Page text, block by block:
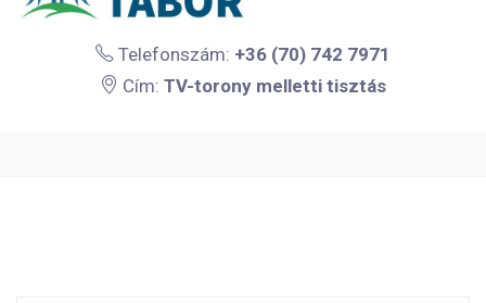
Telefonszám: +36 (70) 742 7971
Cím: TV-torony melletti tisztás